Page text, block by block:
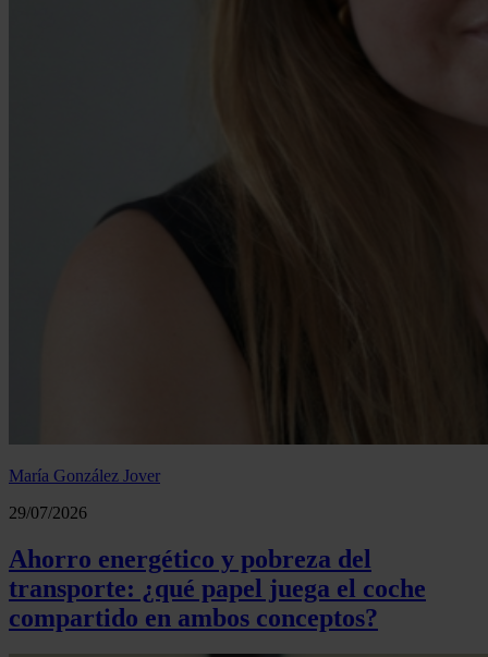
María González Jover
29/07/2026
Ahorro energético y pobreza del
transporte: ¿qué papel juega el coche
compartido en ambos conceptos?